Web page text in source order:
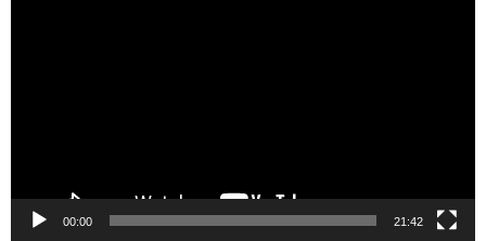
00:00 21:42